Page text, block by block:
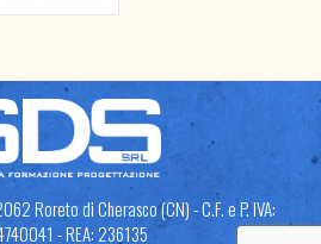
Roreto di Cherasco (CN) - C.F. e P. IVA:
- REA: 236135